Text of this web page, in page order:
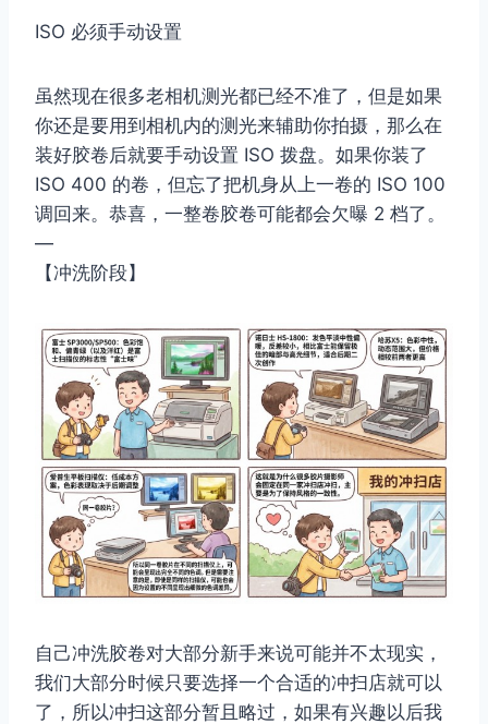
ISO 必须手动设置
虽然现在很多老相机测光都已经不准了，但是如果
你还是要用到相机内的测光来辅助你拍摄，那么在
装好胶卷后就要手动设置 ISO 拨盘。如果你装了
ISO 400 的卷，但忘了把机身从上一卷的 ISO 100
调回来。恭喜，一整卷胶卷可能都会欠曝 2 档了。
—
【冲洗阶段】
自己冲洗胶卷对大部分新手来说可能并不太现实，
我们大部分时候只要选择一个合适的冲扫店就可以
了，所以冲扫这部分暂且略过，如果有兴趣以后我
取消 搜索